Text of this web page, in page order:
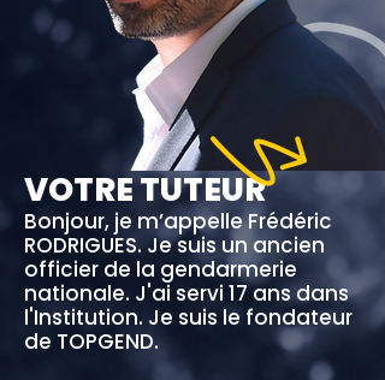
VOTRE TUTEUR
Bonjour, je m’appelle Frédéric
RODRIGUES. Je suis un ancien
officier de la gendarmerie
nationale. J'ai servi 17 ans dans
l'Institution. Je suis le fondateur
de TOPGEND.